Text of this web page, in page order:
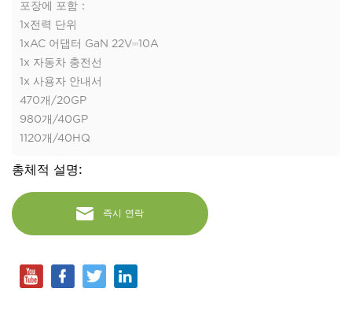
포장에 포함：
1x전력 단위
1xAC 어댑터 GaN 22V⎓10A
1x 자동차 충전선
1x 사용자 안내서
470개/20GP
980개/40GP
1120개/40HQ
총체적 설명:
즉시 연락